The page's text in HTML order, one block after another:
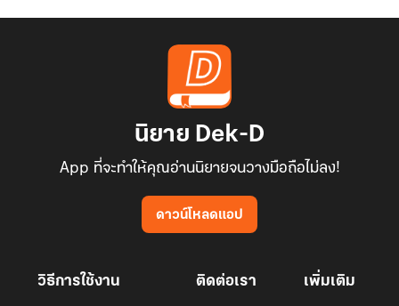
นิยาย Dek-D
App ที่จะทำให้คุณอ่านนิยายจนวางมือถือไม่ลง!
ดาวน์โหลดแอป
วิธีการใช้งาน ติดต่อเรา เพิ่มเติม